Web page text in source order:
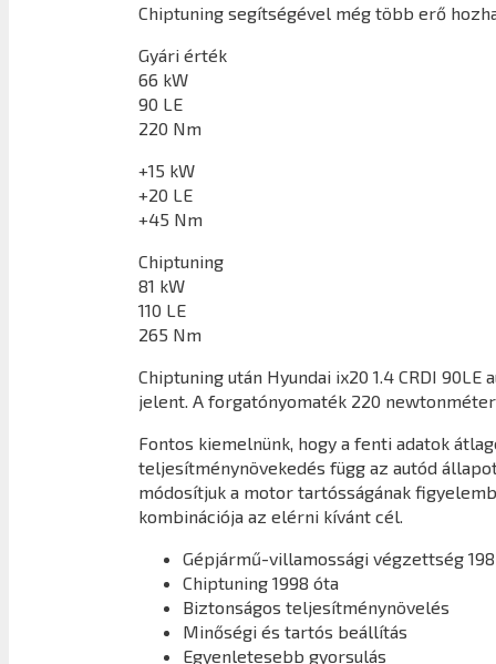
Chiptuning segítségével még több erő
Gyári érték
66 kW
90 LE
220 Nm
+15 kW
+20 LE
+45 Nm
Chiptuning
81 kW
110 LE
265 Nm
Chiptuning után Hyundai ix20 1.4 CRDI 90LE
jelent. A forgatónyomaték 220
Fontos kiemelnünk, hogy a fenti adatok
teljesítménynövekedés függ az autód
módosítjuk a motor tartósságának
kombinációja az elérni kívánt cél.
Gépjármű-villamossági végzettség
Chiptuning 1998 óta
Biztonságos teljesítménynövelés
Minőségi és tartós beállítás
Egyenletesebb gyorsulás